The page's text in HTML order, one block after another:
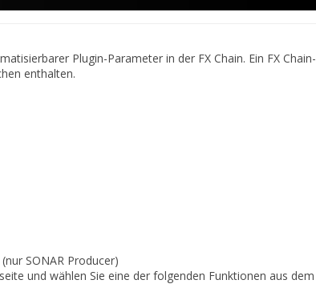
Plugin-Parameter in der FX Chain. Ein FX Chain-
enthalten.
(nur SONAR Producer)
und wählen Sie eine der folgenden Funktionen aus dem